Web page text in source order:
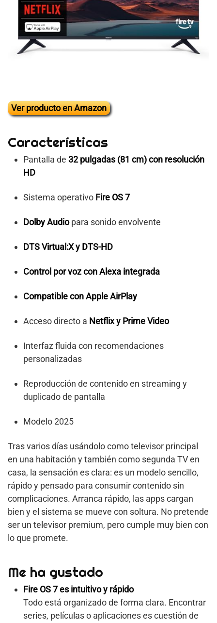
Ver producto en Amazon
Características
Pantalla de 32 pulgadas (81 cm) con resolución
HD
Sistema operativo Fire OS 7
Dolby Audiopara sonido envolvente
DTS Virtual:X y DTS-HD
Control por voz con Alexa integrada
Compatible con Apple AirPlay
Acceso directo a Netflix y Prime Video
Interfaz fluida con recomendaciones
personalizadas
Reproducción de contenido en streaming y
duplicado de pantalla
Modelo 2025
Tras varios días usándolo como televisor principal
en una habitación y también como segunda TV en
casa, la sensación es clara: es un modelo sencillo,
rápido y pensado para consumir contenido sin
complicaciones. Arranca rápido, las apps cargan
bien y el sistema se mueve con soltura. No pretende
ser un televisor premium, pero cumple muy bien con
lo que promete.
Me ha gustado
Fire OS 7 es intuitivo y rápido
Todo está organizado de forma clara. Encontrar
series, películas o aplicaciones es cuestión de